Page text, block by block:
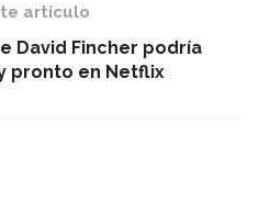
artículo
David Fincher podría
pronto en Netflix